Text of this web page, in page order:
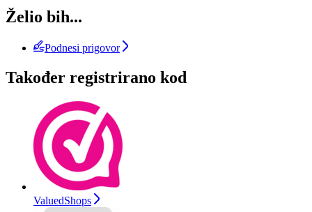
Želio bih...
Podnesi prigovor
Također registrirano kod
ValuedShops